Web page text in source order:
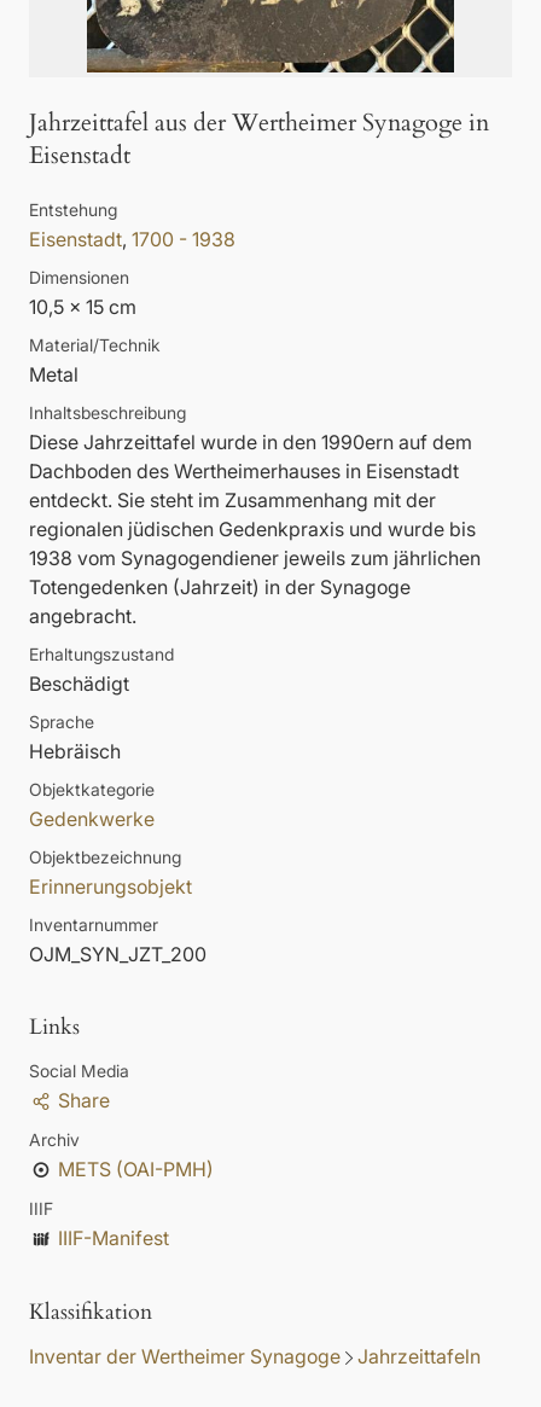
Jahrzeittafel aus der Wertheimer Synagoge in
Eisenstadt
Entstehung
Eisenstadt, 1700 - 1938
Dimensionen
10,5 x 15 cm
Material/Technik
Metal
Inhaltsbeschreibung
Diese Jahrzeittafel wurde in den 1990ern auf dem
Dachboden des Wertheimerhauses in Eisenstadt
entdeckt. Sie steht im Zusammenhang mit der
regionalen jüdischen Gedenkpraxis und wurde bis
1938 vom Synagogendiener jeweils zum jährlichen
Totengedenken (Jahrzeit) in der Synagoge
angebracht.
Erhaltungszustand
Beschädigt
Sprache
Hebräisch
Objektkategorie
Gedenkwerke
Objektbezeichnung
Erinnerungsobjekt
Inventarnummer
OJM_SYN_JZT_200
Links
Social Media
Share
Archiv
METS (OAI-PMH)
IIIF
IIIF-Manifest
Klassifikation
Inventar der Wertheimer Synagoge Jahrzeittafeln